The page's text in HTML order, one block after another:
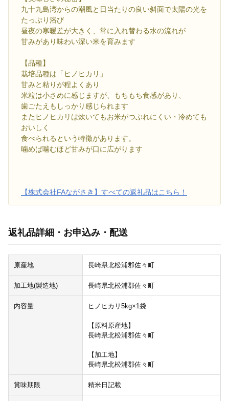
九十九島湾からの潮風と日当たりの良い斜面で太陽の光を
たっぷり浴び
昼夜の寒暖差が大きく、常に入れ替わる水の流れが
甘みがあり味わい深い米を育みます
【品種】
栽培品種は「ヒノヒカリ」
甘みと粘りが程よくあり
米粒は小さめに感じますが、もちもち食感があり、
歯ごたえもしっかり感じられます
またヒノヒカリは炊いてもお米がつぶれにくい・冷めても
おいしく
食べられるという特徴があります。
噛めば噛むほど甘みが口に広がります
【株式会社FAながさき】すべての返礼品はこちら！
返礼品詳細・お申込み・配送
原産地 長崎県北松浦郡佐々町
加工地(製造地) 長崎県北松浦郡佐々町
内容量 ヒノヒカリ5kg×1袋
【原料原産地】
長崎県北松浦郡佐々町
【加工地】
長崎県北松浦郡佐々町
賞味期限 精米日記載